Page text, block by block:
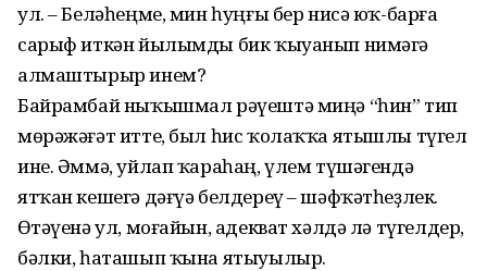
ул. – Беләһеңме, мин һуңғы бер нисә юҡ-барға
сарыф иткән йылымды бик ҡыуанып нимәгә
алмаштырыр инем?
Байрамбай ныҡышмал рәүештә миңә “һин” тип
мөрәжәғәт итте, был һис ҡолаҡҡа ятышлы түгел
ине. Әммә, уйлап ҡараһаң, үлем түшәгендә
ятҡан кешегә дәғүә белдереү – шәфҡәтһеҙлек.
Өҫтәүенә ул, моғайын, адекват хәлдә лә түгелдер,
бәлки, һаташып ҡына ятыуылыр.